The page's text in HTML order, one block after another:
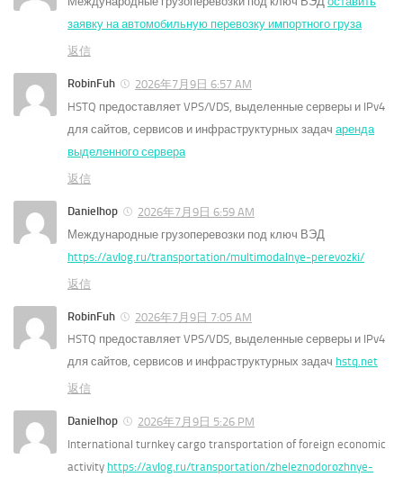
заявку на автомобильную перевозку импортного груза
返信
RobinFuh
2026年7月9日 6:57 AM
HSTQ предоставляет VPS/VDS, выделенные серверы и IPv4
для сайтов, сервисов и инфраструктурных задач аренда
выделенного сервера
返信
Danielhop
2026年7月9日 6:59 AM
Международные грузоперевозки под ключ ВЭД
https://avlog.ru/transportation/multimodalnye-perevozki/
返信
RobinFuh
2026年7月9日 7:05 AM
HSTQ предоставляет VPS/VDS, выделенные серверы и IPv4
для сайтов, сервисов и инфраструктурных задач hstq.net
返信
Danielhop
2026年7月9日 5:26 PM
International turnkey cargo transportation of foreign economic
activity https://avlog.ru/transportation/zheleznodorozhnye-